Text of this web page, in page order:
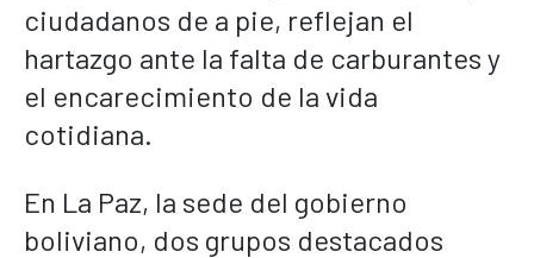
ciudadanos de a pie, reflejan el
hartazgo ante la falta de carburantes y
el encarecimiento de la vida
cotidiana.
En La Paz, la sede del gobierno
boliviano, dos grupos destacados